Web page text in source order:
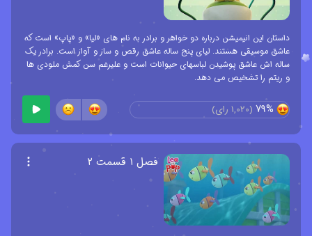
داستان این انیمیشن درباره دو خواهر و برادر به نام های «لیا» و «پاپ» است که
عاشق موسیقی هستند. لیای پنج ساله عاشق رقص و ساز و آواز است. برادر یک
ساله اش عاشق پوشیدن لباسهای حیوانات است و علیرغم سن کمش ملودی ها
و ریتم را تشخیص می دهد.
79%
(
1,020 رای)
فصل ۱ قسمت ۲